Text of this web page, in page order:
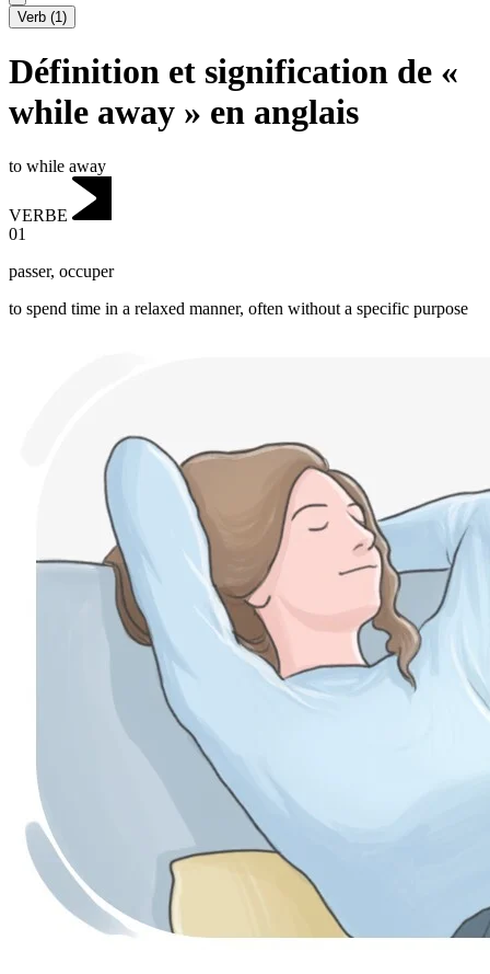
Verb (1)
Définition et signification de «
while away » en anglais
to while away
VERBE
01
passer, occuper
to spend time in a relaxed manner, often without a specific purpose